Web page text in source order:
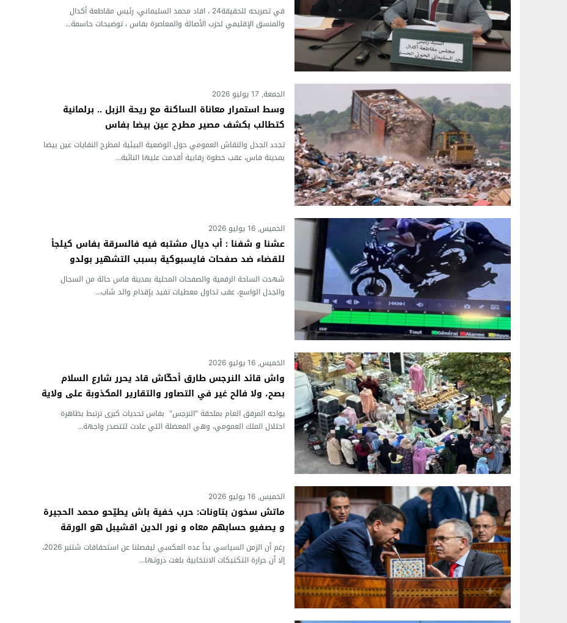
روح والدة البرلمانية زينة شاهيمفي تصريحه للحقيقة24 ، افاد محمد السليماني، رئيس مقاطعة أكدال
والمنسق الإقليمي لحزب الأصالة والمعاصرة بفاس ، توضيحات حاسمة...
الجمعة, 17 يوليو 2026
وسط استمرار معاناة الساكنة مع ريحة الزبل .. برلمانية
كتطالب بكشف مصير مطرح عين بيضا بفاس
تجدد الجدل والنقاش العمومي حول الوضعية البيئية لمطرح النفايات عين بيضا
بمدينة فاس، عقب خطوة رقابية أقدمت عليها النائبة...
الخميس, 16 يوليو 2026
عشنا و شفنا : أب ديال مشتبه فيه فالسرقة بفاس كيلجأ
للقضاء ضد صفحات فايسبوكية بسبب التشهير بولدو
شهدت الساحة الرقمية والصفحات المحلية بمدينة فاس حالة من السجال
والجدل الواسع، عقب تداول معطيات تفيد بإقدام والد شاب...
الخميس, 16 يوليو 2026
واش قائد النرجس طارق أحكّاش قاد يحرر شارع السلام
بصح، ولا فالح غير في التصاور والتقارير المكذوبة على ولاية
الجهة
يواجه المرفق العام بملحقة "النرجس" بفاس تحديات كبرى ترتبط بظاهرة
احتلال الملك العمومي، وهي المعضلة التي عادت لتتصدر واجهة...
الخميس, 16 يوليو 2026
ماتش سخون بتاونات: حرب خفية باش يطيّحو محمد الحجيرة
و يصفيو حسابهم معاه و نور الدين اقشيبل هو الورقة
الرابحة و الحقيقة24 جابت شنو واقع
رغم أن الزمن السياسي بدأ عده العكسي ليفصلنا عن استحقاقات شتنبر 2026،
إلا أن حرارة التكتيكات الانتخابية بلغت ذروتها...